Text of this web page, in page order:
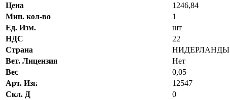
Цена
1246,84
Мин. кол-во
1
Ед. Изм.
шт
НДС
22
Страна
НИДЕРЛАНДЫ
Вет. Лицензия
Нет
Вес
0,05
Арт. Изг.
12547
Скл. Д
0